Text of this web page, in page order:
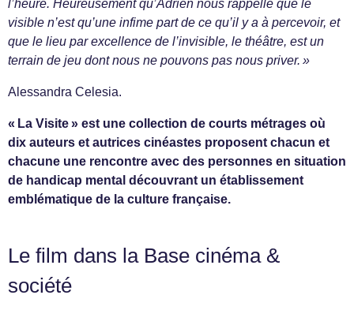
l’heure. Heureusement qu’Adrien nous rappelle que le
visible n’est qu’une infime part de ce qu’il y a à percevoir, et
que le lieu par excellence de l’invisible, le théâtre, est un
terrain de jeu dont nous ne pouvons pas nous priver. »
Alessandra Celesia.
« La Visite » est une collection de courts métrages où
dix auteurs et autrices cinéastes proposent chacun et
chacune une rencontre avec des personnes en situation
de handicap mental découvrant un établissement
emblématique de la culture française.
Le film dans la Base cinéma &
société